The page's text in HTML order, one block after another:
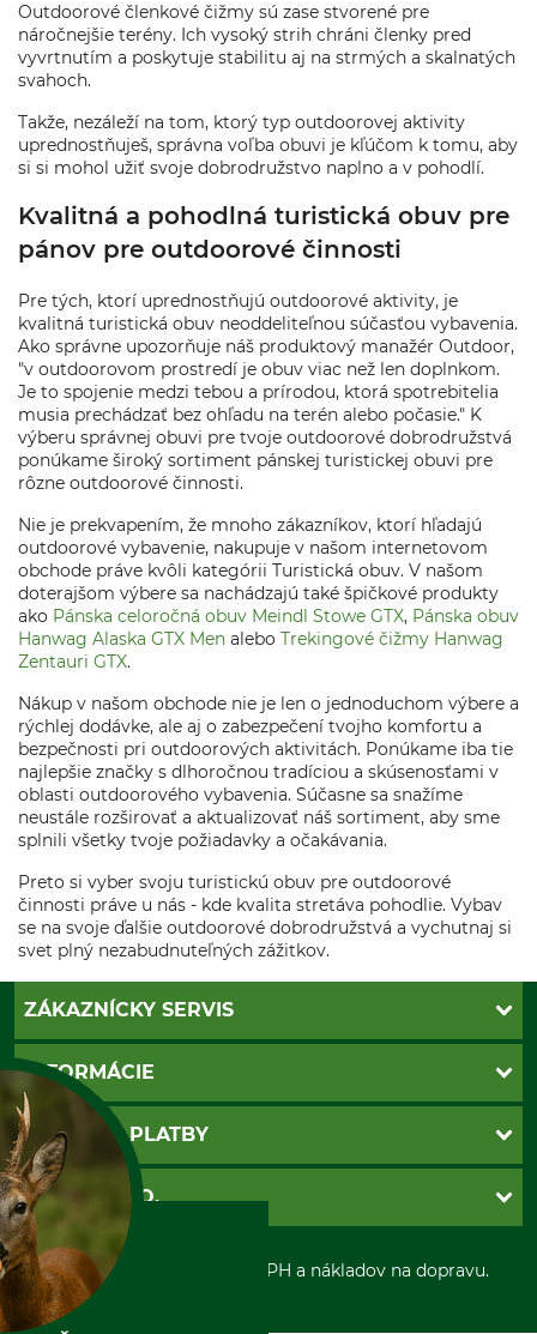
Outdoorové členkové čižmy sú zase stvorené pre
náročnejšie terény. Ich vysoký strih chráni členky pred
vyvrtnutím a poskytuje stabilitu aj na strmých a skalnatých
svahoch.
Takže, nezáleží na tom, ktorý typ outdoorovej aktivity
uprednostňuješ, správna voľba obuvi je kľúčom k tomu, aby
si si mohol užiť svoje dobrodružstvo naplno a v pohodlí.
Kvalitná a pohodlná turistická obuv pre
pánov pre outdoorové činnosti
Pre tých, ktorí uprednostňujú outdoorové aktivity, je
kvalitná turistická obuv neoddeliteľnou súčasťou vybavenia.
Ako správne upozorňuje náš produktový manažér Outdoor,
"v outdoorovom prostredí je obuv viac než len doplnkom.
Je to spojenie medzi tebou a prírodou, ktorá spotrebitelia
musia prechádzať bez ohľadu na terén alebo počasie." K
výberu správnej obuvi pre tvoje outdoorové dobrodružstvá
ponúkame široký sortiment pánskej turistickej obuvi pre
rôzne outdoorové činnosti.
Nie je prekvapením, že mnoho zákazníkov, ktorí hľadajú
outdoorové vybavenie, nakupuje v našom internetovom
obchode práve kvôli kategórii Turistická obuv. V našom
doterajšom výbere sa nachádzajú také špičkové produkty
ako Pánska celoročná obuv Meindl Stowe GTX, Pánska obuv
Hanwag Alaska GTX Men alebo Trekingové čižmy Hanwag
Zentauri GTX.
Nákup v našom obchode nie je len o jednoduchom výbere a
rýchlej dodávke, ale aj o zabezpečení tvojho komfortu a
bezpečnosti pri outdoorových aktivitách. Ponúkame iba tie
najlepšie značky s dlhoročnou tradíciou a skúsenosťami v
oblasti outdoorového vybavenia. Súčasne sa snažíme
neustále rozširovať a aktualizovať náš sortiment, aby sme
splnili všetky tvoje požiadavky a očakávania.
Preto si vyber svoju turistickú obuv pre outdoorové
činnosti práve u nás - kde kvalita stretáva pohodlie. Vybav
se na svoje ďalšie outdoorové dobrodružstvá a vychutnaj si
svet plný nezabudnuteľných zážitkov.
ZÁKAZNÍCKY SERVIS
Kontakt
Katalógy
Newsletter
Nastavenia súborov cookie
INFORMÁCIE
Povinné údaje
Obchodné podmienky
Ochrana osobnych udajov
Otváracie hodiny
Zrušenie objednávky
SPÔSOBY PLATBY
Dobierka
Platba vopred
Sepa-inkaso
Osobný odber
GRUBE S.R.O.
O nás
Predajňa
Kolektív GRUBE
*Všetky ceny sú vrátane DPH a nákladov na dopravu.